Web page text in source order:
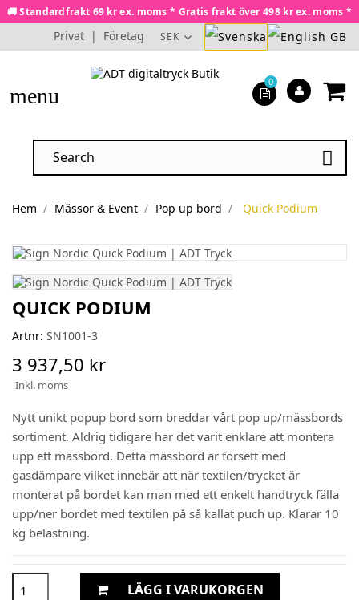
🚚 Standardfrakt 69 kr ex. moms * Gratis frakt över 498 kr ex. moms *
Privat | Företag SEK
menu

0
Hem Mässor & Event Pop up bord Quick Podium
QUICK PODIUM
Artnr: SN1001-3
3 937,50 kr
Inkl. moms
Nytt unikt popup bord som breddar vårt pop up/mässbords
sortiment. Aldrig tidigare har det varit enklare att montera
upp ett mässbord. Detta mässbord är försett med
gasdämpare vilket innebär att när textilen/trycket är
monterat på bordet kan man med ett enkelt handtryck fälla
upp/ner bordet med textilen på så kallat puch up. Klarar 10
kg belastning.
LÄGG I VARUKORGEN